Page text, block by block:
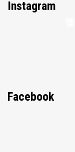
Instagram
Facebook